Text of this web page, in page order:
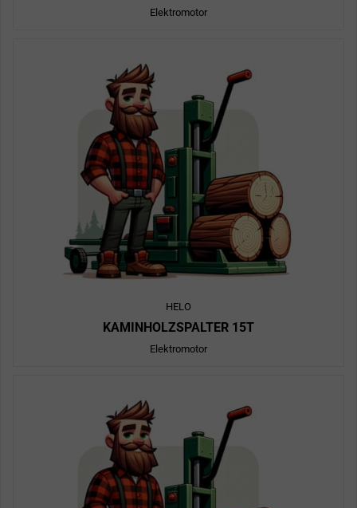
Elektromotor
HELO
KAMINHOLZSPALTER 15T
Elektromotor